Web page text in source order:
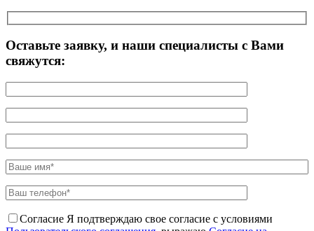
Оставьте заявку, и наши специалисты с Вами
свяжутся:
Согласие Я подтверждаю свое согласие с условиями